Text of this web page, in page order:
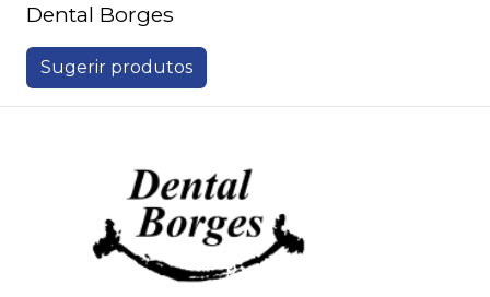
Dental Borges
Sugerir produtos